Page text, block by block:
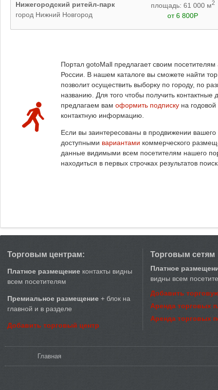
Нижегородский ритейл-парк
город Нижний Новгород
площадь: 61 000 м2
от 6 800Р
Портал gotoMall предлагает своим
России. В нашем каталоге вы сможете найти
позволит осуществить выборку по городу, по
названию. Для того чтобы получить
предлагаем вам оформить подписку на
контактную информацию.
Если вы заинтересованы в продвижении
доступными вариантами коммерческого
данные видимыми всем посетителям нашего
находиться в первых строчках результатов
Торговым центрам:
Платное размещение контакты видны
всем посетителям
Премиальное размещение + блок на
главной и в разделе
Добавить торговый центр
Торговым сетям
Платное
видны всем
Добавить
Аренда торговых
Аренда торговых
Главная